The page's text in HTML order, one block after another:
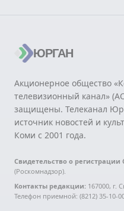
ЮРГАН
Акционерное общество
телевизионный канал»
защищены. Телеканал
источник новостей и
Коми с 2001 года.
Свидетельство о
(Роскомнадзор).
Контакты редакции: 167000, г.
Телефон приемной: (8212) 35-10-